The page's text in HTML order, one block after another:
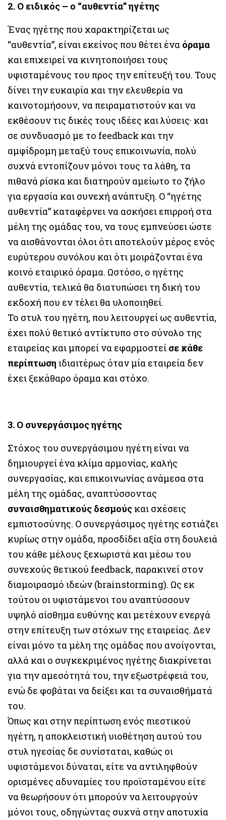
2. Ο ειδικός – ο “αυθεντία” ηγέτης
Ένας ηγέτης που χαρακτηρίζεται ως
“αυθεντία”, είναι εκείνος που θέτει ένα όραμα
και επιχειρεί να κινητοποιήσει τους
υφισταμένους του προς την επίτευξή του. Τους
δίνει την ευκαιρία και την ελευθερία να
καινοτομήσουν, να πειραματιστούν και να
εκθέσουν τις δικές τους ιδέες και λύσεις· και
σε συνδυασμό με το feedback και την
αμφίδρομη μεταξύ τους επικοινωνία, πολύ
συχνά εντοπίζουν μόνοι τους τα λάθη, τα
πιθανά ρίσκα και διατηρούν αμείωτο το ζήλο
για εργασία και συνεχή ανάπτυξη. Ο “ηγέτης
αυθεντία” καταφέρνει να ασκήσει επιρροή στα
μέλη της ομάδας του, να τους εμπνεύσει ώστε
να αισθάνονται όλοι ότι αποτελούν μέρος ενός
ευρύτερου συνόλου και ότι μοιράζονται ένα
κοινό εταιρικό όραμα. Ωστόσο, ο ηγέτης
αυθεντία, τελικά θα διατυπώσει τη δική του
εκδοχή που εν τέλει θα υλοποιηθεί.
Το στυλ του ηγέτη, που λειτουργεί ως αυθεντία,
έχει πολύ θετικό αντίκτυπο στο σύνολο της
εταιρείας και μπορεί να εφαρμοστεί σε κάθε
περίπτωση ιδιαιτέρως όταν μία εταιρεία δεν
έχει ξεκάθαρο όραμα και στόχο.
3. Ο συνεργάσιμος ηγέτης
Στόχος του συνεργάσιμου ηγέτη είναι να
δημιουργεί ένα κλίμα αρμονίας, καλής
συνεργασίας, και επικοινωνίας ανάμεσα στα
μέλη της ομάδας, αναπτύσσοντας
συναισθηματικούς δεσμούς και σχέσεις
εμπιστοσύνης. Ο συνεργάσιμος ηγέτης εστιάζει
κυρίως στην ομάδα, προσδίδει αξία στη δουλειά
του κάθε μέλους ξεχωριστά και μέσω του
συνεχούς θετικού feedback, παρακινεί στον
διαμοιρασμό ιδεών (brainstorming). Ως εκ
τούτου οι υφιστάμενοι του αναπτύσσουν
υψηλό αίσθημα ευθύνης και μετέχουν ενεργά
στην επίτευξη των στόχων της εταιρείας. Δεν
είναι μόνο τα μέλη της ομάδας που ανοίγονται,
αλλά και ο συγκεκριμένος ηγέτης διακρίνεται
για την αμεσότητά του, την εξωστρέφειά του,
ενώ δε φοβάται να δείξει και τα συναισθήματά
του.
Όπως και στην περίπτωση ενός πιεστικού
ηγέτη, η αποκλειστική υιοθέτηση αυτού του
στυλ ηγεσίας δε συνίσταται, καθώς οι
υφιστάμενοι δύναται, είτε να αντιληφθούν
ορισμένες αδυναμίες του προϊσταμένου είτε
να θεωρήσουν ότι μπορούν να λειτουργούν
μόνοι τους, οδηγώντας συχνά στην αποτυχία